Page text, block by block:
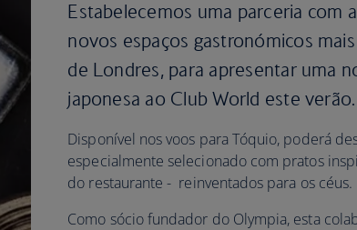
Estabelecemos uma parceria com
novos espaços gastronómicos
de Londres, para apresentar uma
japonesa ao Club World este verão.
Disponível nos voos para Tóquio, poderá
especialmente selecionado com pratos
do restaurante - reinventados para os céus.
Como sócio fundador do Olympia, esta